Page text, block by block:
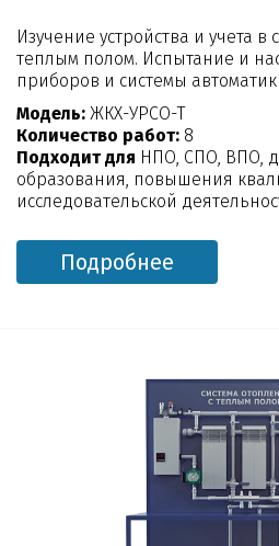
Изучение устройства и учета в
теплым полом. Испытание и
приборов и системы
Модель: ЖКХ-УРСО-Т
Количество работ: 8
Подходит для НПО, СПО, ВПО,
образования, повышения
исследовательской
Подробнее